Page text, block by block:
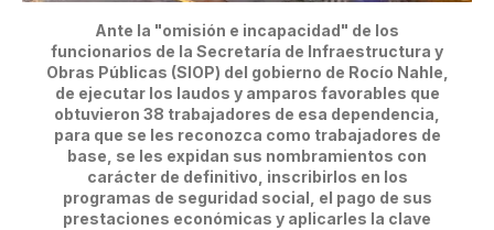
Ante la "omisión e incapacidad" de los
funcionarios de la Secretaría de Infraestructura y
Obras Públicas (SIOP) del gobierno de Rocío Nahle,
de ejecutar los laudos y amparos favorables que
obtuvieron 38 trabajadores de esa dependencia,
para que se les reconozca como trabajadores de
base, se les expidan sus nombramientos con
carácter de definitivo, inscribirlos en los
programas de seguridad social, el pago de sus
prestaciones económicas y aplicarles la clave